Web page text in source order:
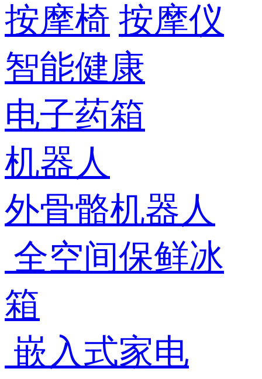
按摩椅 按摩仪
智能健康
电子药箱
机器人
外骨骼机器人
全空间保鲜冰
箱
嵌入式家电